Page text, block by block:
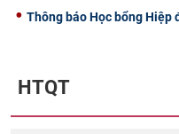
Thông báo Học bổng Hiệp
HTQT